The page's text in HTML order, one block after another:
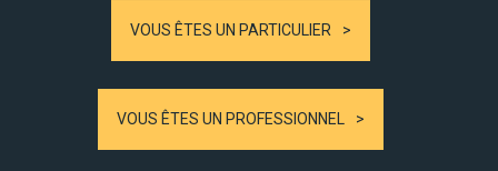
VOUS ÊTES UN PARTICULIER
VOUS ÊTES UN PROFESSIONNEL